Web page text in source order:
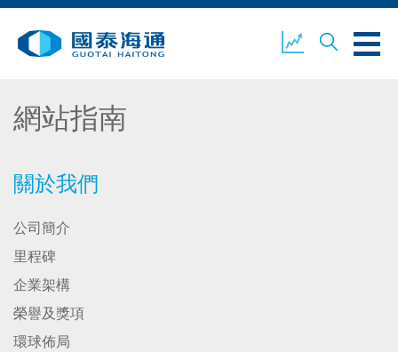
開設戶口
網站指南
關於我們
公司簡介
里程碑
企業架構
榮譽及獎項
環球佈局